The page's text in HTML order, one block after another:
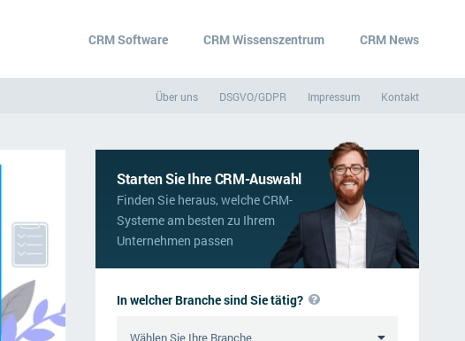
CRM Software CRM Wissenszentrum CRM News
Über uns DSGVO/GDPR Impressum Kontakt
Starten Sie Ihre CRM-Auswahl
Finden Sie heraus, welche CRM-
Systeme am besten zu Ihrem
Unternehmen passen
In welcher Branche sind Sie tätig?